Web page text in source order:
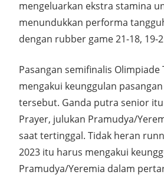
mengeluarkan ekstra stamina
menundukkan performa
dengan rubber game 21-18, 19-
Pasangan semifinalis Olimpiade
mengakui keunggulan
tersebut. Ganda putra senior
Prayer, julukan Pramudya/
saat tertinggal. Tidak heran
2023 itu harus mengakui
Pramudya/Yeremia dalam